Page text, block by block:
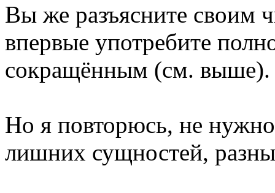
Вы же разъясните своим
впервые употребите
сокращённым (см. выше).
Но я повторюсь, не
лишних сущностей,